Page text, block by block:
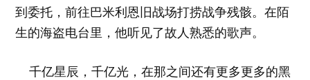
到委托，前往巴米利恩旧战场打捞战争残骸。在陌
生的海盗电台里，他听见了故人熟悉的歌声。
千亿星辰，千亿光，在那之间还有更多更多的黑